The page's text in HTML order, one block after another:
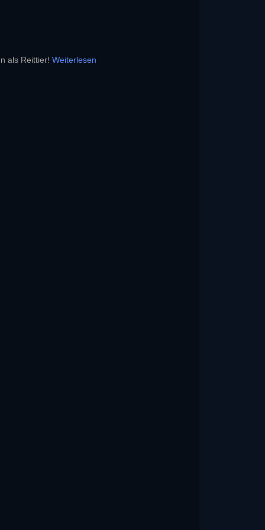
als Reittier! Weiterlesen